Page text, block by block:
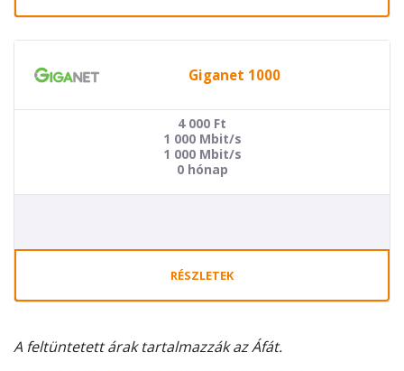
Giganet 1000
4 000 Ft
1 000 Mbit/s
1 000 Mbit/s
0 hónap
RÉSZLETEK
A feltüntetett árak tartalmazzák az Áfát.